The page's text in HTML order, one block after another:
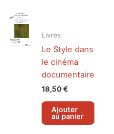
Livres
Le Style dans
le cinéma
documentaire
18,50€
Ajouter
au panier